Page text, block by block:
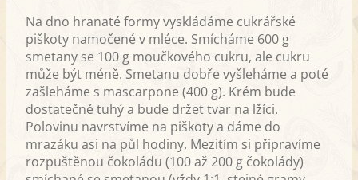
Na dno hranaté formy vyskládáme cukrářské
piškoty namočené v mléce. Smícháme 600 g
smetany se 100 g moučkového cukru, ale cukru
může být méně. Smetanu dobře vyšleháme a poté
zašleháme s mascarpone (400 g). Krém bude
dostatečně tuhý a bude držet tvar na lžíci.
Polovinu navrstvíme na piškoty a dáme do
mrazáku asi na půl hodiny. Mezitím si připravíme
rozpuštěnou čokoládu (100 až 200 g čokolády)